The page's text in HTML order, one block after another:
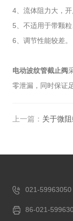
4、流体阻力大，开
5、不适用于带颗
6、调节性能较差。
电动波纹管截止阀
零泄漏，同时保证
上一篇： 关于微
021-59963050
86-021-